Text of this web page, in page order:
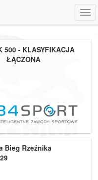
500 - KLASYFIKACJA
ŁĄCZONA
Bieg Rzeźnika